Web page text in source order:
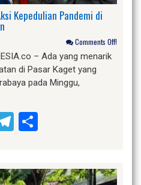
Kepedulian Pandemi di
Comments Off!
– Ada yang menarik
di Pasar Kaget yang
pada Minggu,
Telegram